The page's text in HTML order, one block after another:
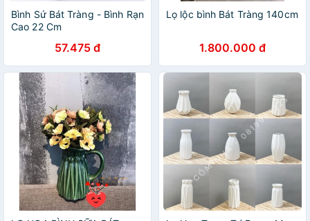
Bình Sứ Bát Tràng - Bình Rạn
Cao 22 Cm
57.475 đ
Lọ lộc bình Bát Tràng 140cm
1.800.000 đ